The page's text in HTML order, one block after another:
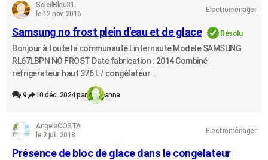
SoleilBleu31
le 12 nov. 2016
Electroménager
Samsung no frost plein d'eau et de glace Résolu
Bonjour à toute la communauté Linternaute Modele SAMSUNG
RL67LBPN NO FROST Date fabrication : 2014 Combiné
refrigerateur haut 376 L / congélateur ...
9 10 déc. 2024 par anna
AngelaCOSTA
le 2 juil. 2018
Electroménager
Présence de bloc de glace dans le congelateur